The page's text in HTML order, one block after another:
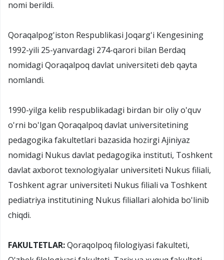
nomi berildi.
Qoraqalpog'iston Respublikasi Joqarg'i Kengesining
1992-yili 25-yanvardagi 274-qarori bilan Berdaq
nomidagi Qoraqalpoq davlat universiteti deb qayta
nomlandi.
1990-yilga kelib respublikadagi birdan bir oliy o'quv
o'rni bo'lgan Qoraqalpoq davlat universitetining
pedagogika fakultetlari bazasida hozirgi Ajiniyaz
nomidagi Nukus davlat pedagogika instituti, Toshkent
davlat axborot texnologiyalar universiteti Nukus filiali,
Toshkent agrar universiteti Nukus filiali va Toshkent
pediatriya institutining Nukus filiallari alohida bo'linib
chiqdi.
FAKULTETLAR:Qoraqolpoq filologiyasi fakulteti,